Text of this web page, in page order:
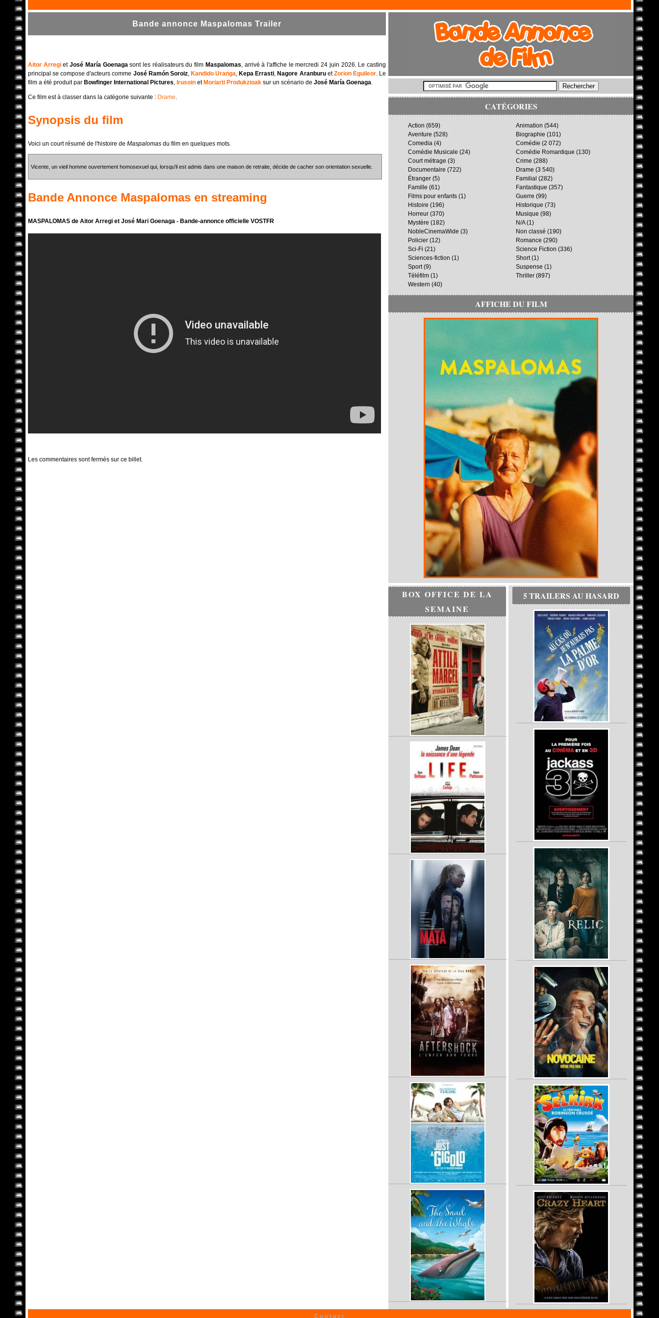
Bande annonce Maspalomas Trailer
Aitor ArregietJosé María Goenagasont les réalisateurs du film Maspalomas, arrivé à l'affiche le mercredi 24 juin 2026. Le casting
principal se compose d'acteurs comme José Ramón Soroiz, Kandido Uranga, Kepa Errasti, Nagore AranburuetZorion Eguileor. Le
film a été produit par Bowfinger International Pictures, Irusoin et Moriarti Produkzioak sur un scénario de José María Goenaga.
Ce film est à classer dans la catégorie suivante : Drame.
Synopsis du film
Voici un court résumé de l'histoire de Maspalomas du film en quelques mots.
Vicente, un vieil homme ouvertement homosexuel qui, lorsqu'il est admis dans une maison de retraite, décide de cacher son orientation sexuelle.
Bande Annonce Maspalomas en streaming
MASPALOMAS de Aitor Arregi et José Mari Goenaga - Bande-annonce officielle VOSTFR
Les commentaires sont fermés sur ce billet.
CATÉGORIES
Action (659) Animation (544)
Aventure (528) Biographie (101)
Comedia (4) Comédie (2 072)
Comédie Musicale (24) Comédie Romantique (130)
Court métrage (3) Crime (288)
Documentaire (722) Drame (3 540)
Étranger (5) Familial (282)
Famille (61) Fantastique (357)
Films pour enfants (1) Guerre (99)
Histoire (196) Historique (73)
Horreur (370) Musique (98)
Mystère (182) N/A(1)
NobleCinemaWide (3) Non classé (190)
Policier (12) Romance (290)
Sci-Fi (21) Science Fiction (336)
Sciences-fiction (1) Short(1)
Sport(9) Suspense (1)
Téléfilm (1) Thriller (897)
Western (40)
AFFICHE DU FILM
BOX OFFICE DE LA
SEMAINE
5 TRAILERS AU HASARD
Contact